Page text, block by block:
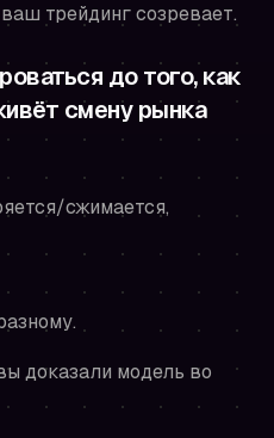
трейдинг созревает.
до того, как
смену рынка
сжимается,
доказали модель во